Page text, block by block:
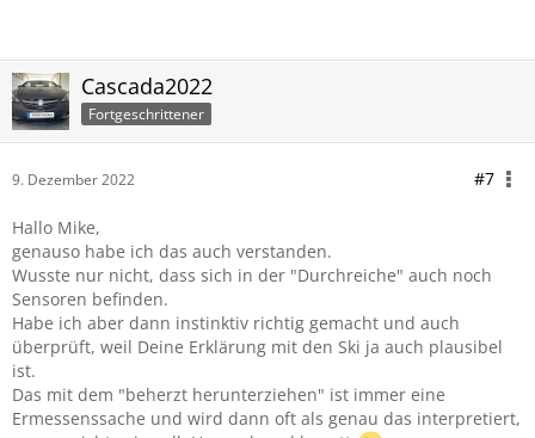
Cascada2022
Fortgeschrittener
9. Dezember 2022 #7
Hallo Mike,
genauso habe ich das auch verstanden.
Wusste nur nicht, dass sich in der "Durchreiche" auch noch
Sensoren befinden.
Habe ich aber dann instinktiv richtig gemacht und auch
überprüft, weil Deine Erklärung mit den Ski ja auch plausibel
ist.
Das mit dem "beherzt herunterziehen" ist immer eine
Ermessenssache und wird dann oft als genau das interpretiert,